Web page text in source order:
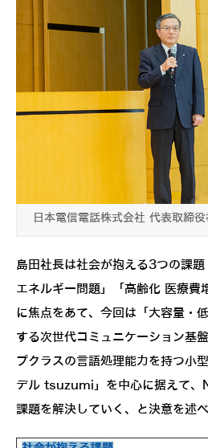
日本電信電話株式会社 代表取締
島田社長は社会が抱える3つの課題
エネルギー問題」「高齢化 医療費
に焦点をあて、今回は「大容量・
する次世代コミュニケーション基
プクラスの言語処理能力を持つ小
デル tsuzumi」を中心に据えて、
課題を解決していく、と決意を述べ